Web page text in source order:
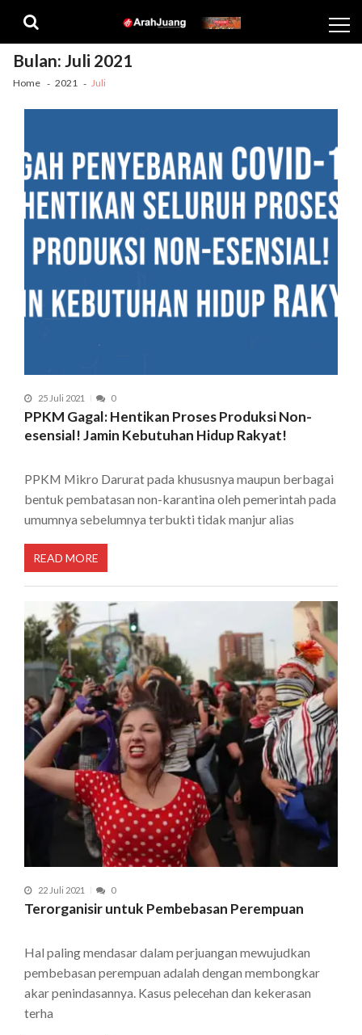
navigation
content
Bulan:Juli 2021
Home 2021 Juli
25 Juli 2021 0
PPKM Gagal: Hentikan Proses Produksi Non-
esensial! Jamin Kebutuhan Hidup Rakyat!
PPKM Mikro Darurat pada khususnya maupun berbagai
bentuk pembatasan non-karantina oleh pemerintah pada
umumnya sebelumnya terbukti tidak manjur alias
READ MORE
22 Juli 2021 0
Terorganisir untuk Pembebasan Perempuan
Hal paling mendasar dalam perjuangan mewujudkan
pembebasan perempuan adalah dengan membongkar
akar penindasannya. Kasus pelecehan dan kekerasan
terha